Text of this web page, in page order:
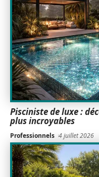
Pisciniste de luxe :
plus incroyables
Professionnels 4 juillet 2026